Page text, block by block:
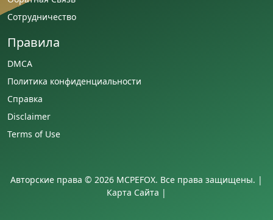
Сотрудничество
Правила
DMCA
Политика конфиденциальности
Справка
Disclaimer
Terms of Use
Авторские права © 2026 MCPEFOX. Все права защищены. |
Карта Сайта |